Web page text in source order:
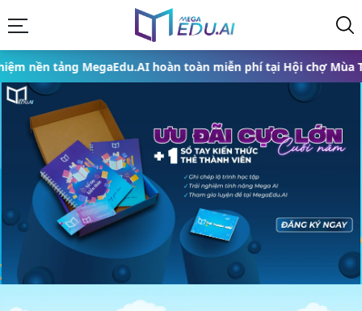
hoàn toàn miễn phí tại Hội chợ Mùa Thu 2025 từ